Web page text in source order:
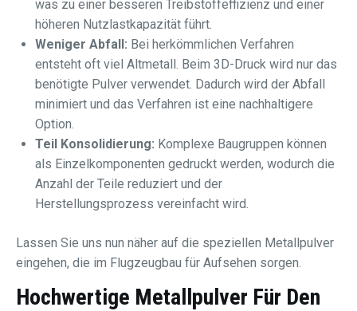
was zu einer besseren Treibstoffeffizienz und einer
höheren Nutzlastkapazität führt.
Weniger Abfall: Bei herkömmlichen Verfahren
entsteht oft viel Altmetall. Beim 3D-Druck wird nur das
benötigte Pulver verwendet. Dadurch wird der Abfall
minimiert und das Verfahren ist eine nachhaltigere
Option.
Teil Konsolidierung: Komplexe Baugruppen können
als Einzelkomponenten gedruckt werden, wodurch die
Anzahl der Teile reduziert und der
Herstellungsprozess vereinfacht wird.
Lassen Sie uns nun näher auf die speziellen Metallpulver
eingehen, die im Flugzeugbau für Aufsehen sorgen.
Hochwertige Metallpulver Für Den